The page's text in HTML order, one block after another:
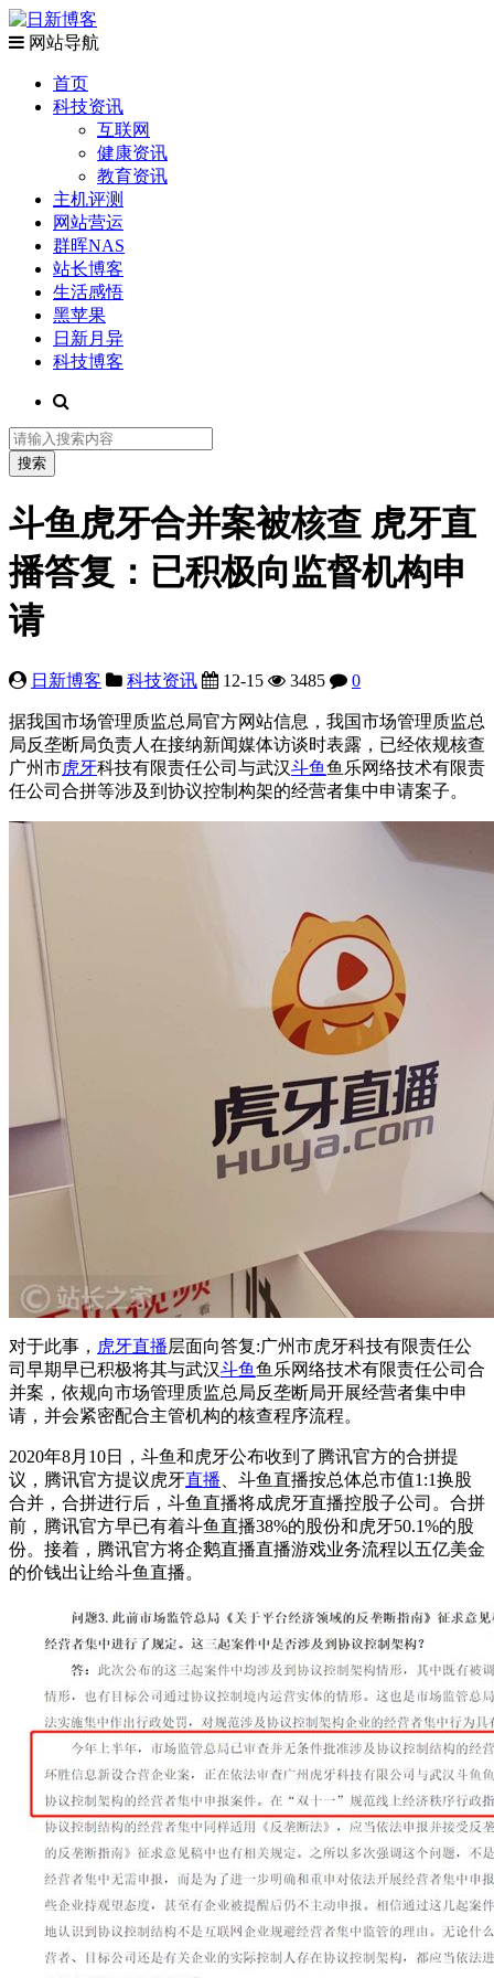
网站导航
首页
科技资讯
互联网
健康资讯
教育资讯
主机评测
网站营运
群晖NAS
站长博客
生活感悟
黑苹果
日新月异
科技博客
斗鱼虎牙合并案被核查 虎牙直
播答复：已积极向监督机构申
请
日新博客 科技资讯 12-15 3485 0
据我国市场管理质监总局官方网站信息，我国市场管理质监总
局反垄断局负责人在接纳新闻媒体访谈时表露，已经依规核查
广州市虎牙科技有限责任公司与武汉斗鱼鱼乐网络技术有限责
任公司合拼等涉及到协议控制构架的经营者集中申请案子。
对于此事， 虎牙直播层面向答复:广州市虎牙科技有限责任公
司早期早已积极将其与武汉斗鱼鱼乐网络技术有限责任公司合
并案，依规向市场管理质监总局反垄断局开展经营者集中申
请，并会紧密配合主管机构的核查程序流程。
2020年8月10日，斗鱼和虎牙公布收到了腾讯官方的合拼提
议，腾讯官方提议虎牙直播 、斗鱼直播按总体总市值1:1换股
合并，合拼进行后，斗鱼直播将成虎牙直播控股子公司。合拼
前，腾讯官方早已有着斗鱼直播38%的股份和虎牙50.1%的股
份。接着，腾讯官方将企鹅直播直播游戏业务流程以五亿美金
的价钱出让给斗鱼直播。